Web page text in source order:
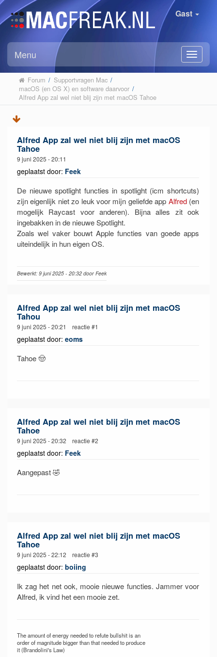
Gast
Menu
Forum / Supportvragen Mac /
macOS (en OS X) en software daarvoor /
Alfred App zal wel niet blij zijn met macOS Tahoe
Alfred App zal wel niet blij zijn met macOS
Tahoe
9 juni 2025 - 20:11
geplaatst door: Feek
De nieuwe spotlight functies in spotlight (icm shortcuts)
zijn eigenlijk niet zo leuk voor mijn geliefde app Alfred(en
mogelijk Raycast voor anderen). Bijna alles zit ook
ingebakken in de nieuwe Spotlight.
Zoals wel vaker bouwt Apple functies van goede apps
uiteindelijk in hun eigen OS.
Bewerkt: 9 juni 2025 - 20:32 door Feek
Alfred App zal wel niet blij zijn met macOS
Tahou
9 juni 2025 - 20:21 reactie #1
geplaatst door: eoms
Tahoe 🤠
Alfred App zal wel niet blij zijn met macOS
Tahoe
9 juni 2025 - 20:32 reactie #2
geplaatst door: Feek
Aangepast 🤣
Alfred App zal wel niet blij zijn met macOS
Tahoe
9 juni 2025 - 22:12 reactie #3
geplaatst door: boiing
Ik zag het net ook, mooie nieuwe functies. Jammer voor
Alfred, ik vind het een mooie zet.
The amount of energy needed to refute bullshit is an
order of magnitude bigger than that needed to produce
it (Brandolini's Law)